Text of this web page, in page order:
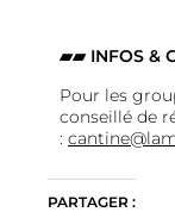
▰▰ INFOS &
Pour les
conseillé de
:
PARTAGER :